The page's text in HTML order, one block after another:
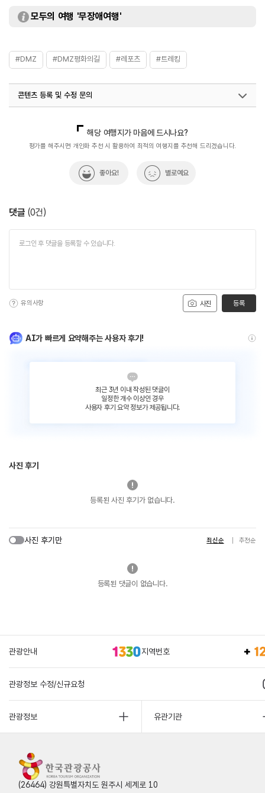
모두의 여행 '무장애여행'
#DMZ #DMZ평화의길 #레포츠 #트레킹
콘텐츠 등록 및 수정 문의
해당 여행지가 마음에 드시나요?
평가를 해주시면 개인화 추천 시 활용하여 최적의 여행지를 추천해 드리겠습니다.
좋아요! 별로예요
댓글 (0건)
사진
유의사항 등록
AI가 빠르게 요약해주는 사용자 후기!
최근 3년 이내 작성된 댓글이
일정한 개수 이상인 경우
사용자 후기 요약 정보가 제공됩니다.
사진 후기
등록된 사진 후기가 없습니다.
사진 후기만 최신순 추천순
등록된 댓글이 없습니다.
관광안내 지역번호
관광정보 수정/신규요청
관광정보 유관기관
(26464) 강원특별자치도 원주시 세계로 10